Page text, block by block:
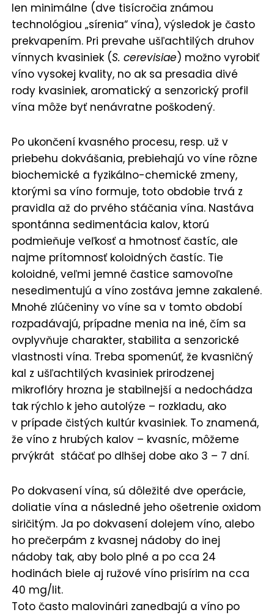
len minimálne (dve tisícročia známou
technológiou „sírenia“ vína), výsledok je často
prekvapením. Pri prevahe ušľachtilých druhov
vínnych kvasiniek (S. cerevisiae) možno vyrobiť
víno vysokej kvality, no ak sa presadia divé
rody kvasiniek, aromatický a senzorický profil
vína môže byť nenávratne poškodený.
Po ukončení kvasného procesu, resp. už v
priebehu dokvášania, prebiehajú vo víne rôzne
biochemické a fyzikálno-chemické zmeny,
ktorými sa víno formuje, toto obdobie trvá z
pravidla až do prvého stáčania vína. Nastáva
spontánna sedimentácia kalov, ktorú
podmieňuje veľkosť a hmotnosť častíc, ale
najme prítomnosť koloidných častíc. Tie
koloidné, veľmi jemné častice samovoľne
nesedimentujú a víno zostáva jemne zakalené.
Mnohé zlúčeniny vo víne sa v tomto období
rozpadávajú, prípadne menia na iné, čím sa
ovplyvňuje charakter, stabilita a senzorické
vlastnosti vína. Treba spomenúť, že kvasničný
kal z ušľachtilých kvasiniek prirodzenej
mikroflóry hrozna je stabilnejší a nedochádza
tak rýchlo k jeho autolýze – rozkladu, ako
v prípade čistých kultúr kvasiniek. To znamená,
že víno z hrubých kalov – kvasníc, môžeme
prvýkrát stáčať po dlhšej dobe ako 3 – 7 dní.
Po dokvasení vína, sú dôležité dve operácie,
doliatie vína a následné jeho ošetrenie oxidom
siričitým. Ja po dokvasení dolejem víno, alebo
ho prečerpám z kvasnej nádoby do inej
nádoby tak, aby bolo plné a po cca 24
hodinách biele aj ružové víno prisírim na cca
40 mg/lit.
Toto často malovinári zanedbajú a víno po